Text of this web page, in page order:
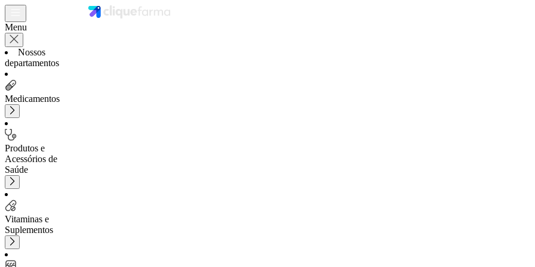
Menu
Nossos
departamentos
Medicamentos
Produtos e
Acessórios de
Saúde
Vitaminas e
Suplementos